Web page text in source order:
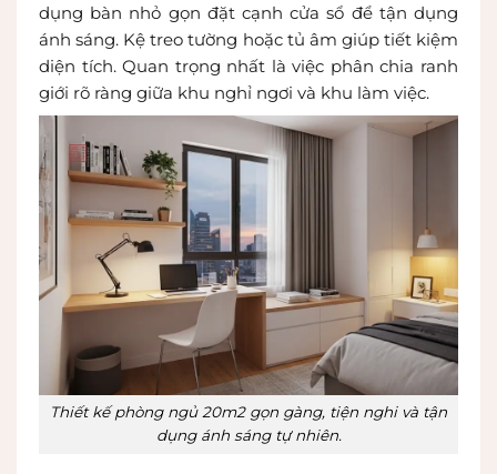
dụng bàn nhỏ gọn đặt cạnh cửa sổ để tận dụng
ánh sáng. Kệ treo tường hoặc tủ âm giúp tiết kiệm
diện tích. Quan trọng nhất là việc phân chia ranh
giới rõ ràng giữa khu nghỉ ngơi và khu làm việc.
Thiết kế phòng ngủ 20m2 gọn gàng, tiện nghi và tận
dụng ánh sáng tự nhiên.